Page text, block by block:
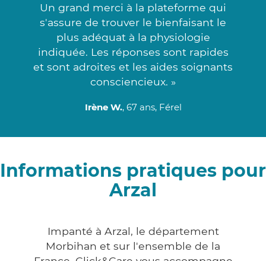
Un grand merci à la plateforme qui
s'assure de trouver le bienfaisant le
plus adéquat à la physiologie
indiquée. Les réponses sont rapides
et sont adroites et les aides soignants
consciencieux. »
Irène W., 67 ans, Férel
Informations pratiques pour
Arzal
Impanté à Arzal, le département
Morbihan et sur l'ensemble de la